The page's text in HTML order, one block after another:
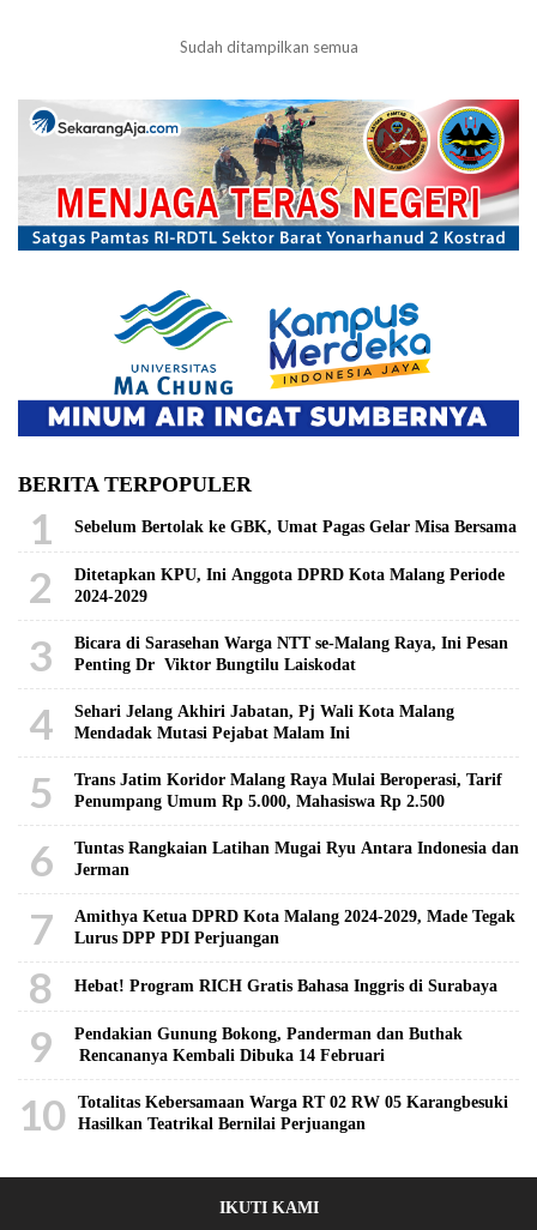
Sudah ditampilkan semua
BERITA TERPOPULER
1 Sebelum Bertolak ke GBK, Umat Pagas Gelar Misa Bersama
2
Ditetapkan KPU, Ini Anggota DPRD Kota Malang Periode
2024-2029
3
Bicara di Sarasehan Warga NTT se-Malang Raya, Ini Pesan
Penting Dr Viktor Bungtilu Laiskodat
4
Sehari Jelang Akhiri Jabatan, Pj Wali Kota Malang
Mendadak Mutasi Pejabat Malam Ini
5
Trans Jatim Koridor Malang Raya Mulai Beroperasi, Tarif
Penumpang Umum Rp 5.000, Mahasiswa Rp 2.500
6
Tuntas Rangkaian Latihan Mugai Ryu Antara Indonesia dan
Jerman
7
Amithya Ketua DPRD Kota Malang 2024-2029, Made Tegak
Lurus DPP PDI Perjuangan
8 Hebat! Program RICH Gratis Bahasa Inggris di Surabaya
9
Pendakian Gunung Bokong, Panderman dan Buthak
Rencananya Kembali Dibuka 14 Februari
10
Totalitas Kebersamaan Warga RT 02 RW 05 Karangbesuki
Hasilkan Teatrikal Bernilai Perjuangan
IKUTI KAMI